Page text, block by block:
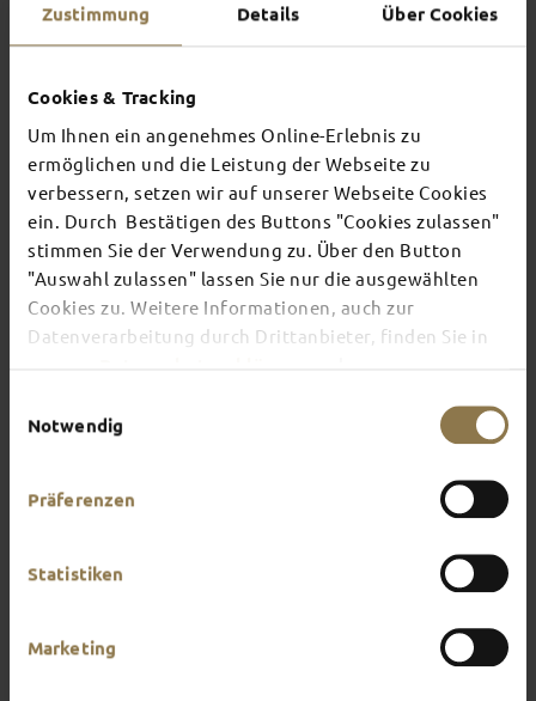
Zustimmung Details Über Cookies
Cookies & Tracking
Um Ihnen ein angenehmes Online-Erlebnis zu
ermöglichen und die Leistung der Webseite zu
verbessern, setzen wir auf unserer Webseite Cookies
ein. Durch Bestätigen des Buttons "Cookies zulassen"
stimmen Sie der Verwendung zu. Über den Button
"Auswahl zulassen" lassen Sie nur die ausgewählten
Cookies zu. Weitere Informationen, auch zur
Datenverarbeitung durch Drittanbieter, finden Sie in
Notwendig
Präferenzen
Statistiken
Marketing
Pack your swimwear!
FOR MERMAIDS
AND WATER
BABIES
... and those who want to be one. Whether it's an
indoor pool, outdoor pool or a thermal spa and
sauna – Fulda has plenty to offer when it comes
to swimming. Meanwhile, the surrounding area is